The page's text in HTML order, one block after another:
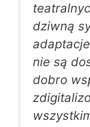
dziwną
nie są
dobro